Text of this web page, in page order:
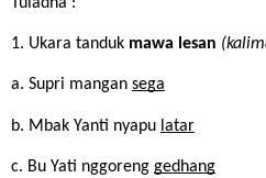
1. Ukara tanduk mawa lesan
a. Supri mangan sega
b. Mbak Yanti nyapu latar
c. Bu Yati nggoreng gedhang